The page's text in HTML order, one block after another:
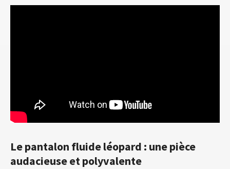
Le pantalon fluide léopard : une pièce
audacieuse et polyvalente